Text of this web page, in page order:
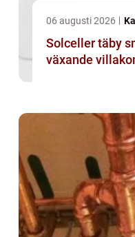
06 augusti 2026
Solceller täby smart energival i en
växande